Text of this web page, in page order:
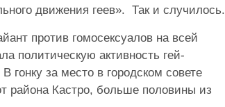
движения геев». Так и случилось.
против гомосексуалов на всей
политическую активность гей-
гонку за место в городском совете
района Кастро, больше половины из